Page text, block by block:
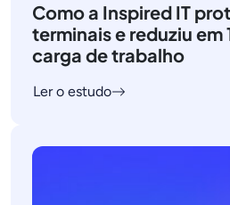
Como a Inspired IT
terminais e reduziu em
carga de trabalho
Ler o estudo